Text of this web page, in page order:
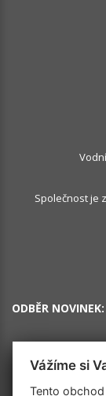
Společnost je
ODBĚR NOVINEK:
Vážíme si
Tento